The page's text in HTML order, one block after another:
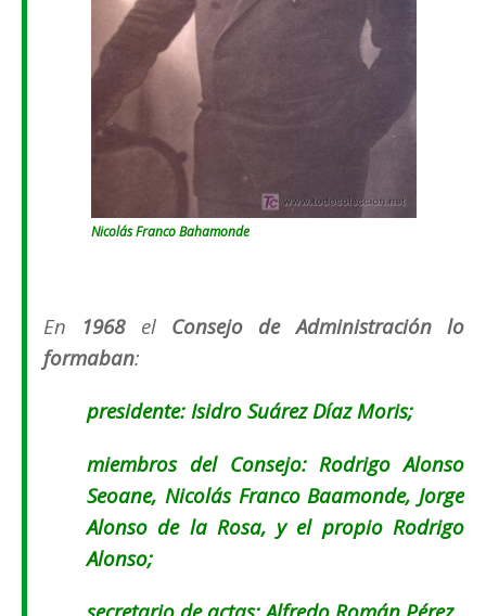
Nicolás Franco Bahamonde
En 1968el Consejo de Administración lo
formaban:
presidente: Isidro Suárez Díaz Moris;
miembros del Consejo: Rodrigo Alonso
Seoane, Nicolás Franco Baamonde, Jorge
Alonso de la Rosa, y el propio Rodrigo
Alonso;